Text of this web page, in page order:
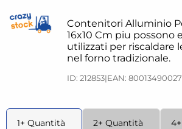
Contenitori Alluminio
16x10 Cm piu possono
utilizzati per riscaldare
nel forno tradizionale.
ID: 212853|EAN:
1+ Quantità 2+ Quantità